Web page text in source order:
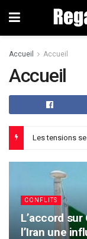
Accueil Accueil
Accueil